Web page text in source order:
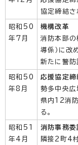
協定締結さ
昭和50
年7月
機構改革
消防本部の
導係）に改め
新たに警防
昭和50
年8月
応援協定締
勢多中央広
県内12消
る。
昭和51
年4月
消防事務委
隣接2町4